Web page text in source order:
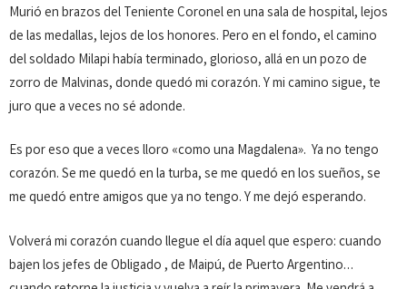
Murió en brazos del Teniente Coronel en una sala de hos­pital, lejos
de las medallas, lejos de los honores. Pero en el fondo, el camino
del soldado Milapi había terminado, glo­rio­so, allá en un pozo de
zorro de Malvinas, donde quedó mi cora­zón. Y mi camino sigue, te
juro que a veces no sé adonde.
Es por eso que a veces lloro «como una Magdalena». Ya no tengo
corazón. Se me quedó en la turba, se me quedó en los sueños, se
me quedó entre amigos que ya no tengo. Y me dejó esperando.
Volverá mi corazón cuando llegue el día aquel que espero: cuando
bajen los jefes de Obligado , de Maipú, de Puerto Argentino…